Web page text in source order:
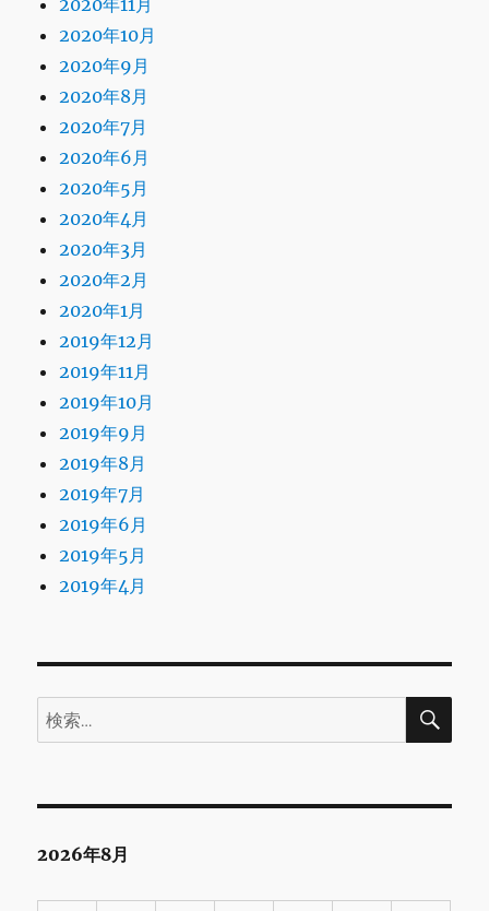
2020年11月
2020年10月
2020年9月
2020年8月
2020年7月
2020年6月
2020年5月
2020年4月
2020年3月
2020年2月
2020年1月
2019年12月
2019年11月
2019年10月
2019年9月
2019年8月
2019年7月
2019年6月
2019年5月
2019年4月
検
索:
検
2026年8月